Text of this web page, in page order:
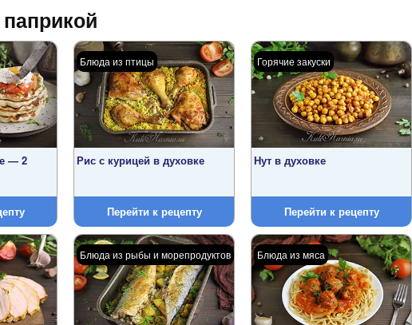
— 2
Перейти к рецепту
Рис с курицей в духовке
Блюда из птицы
Перейти к рецепту
Нут в духовке
Горячие закуски
Блюда из рыбы и морепродуктов Блюда из мяса